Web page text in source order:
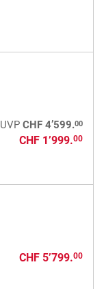
UVP CHF 4’599.00
CHF 1’999.00
CHF 5’799.00